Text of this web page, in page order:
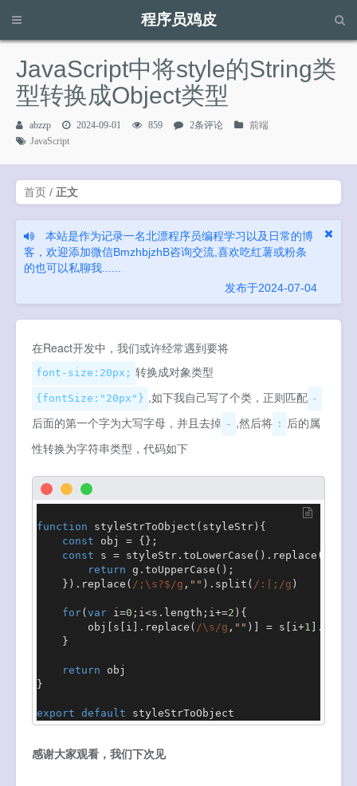
程序员鸡皮
请输入关键字进行搜索...
JavaScript中将style的String类
型转换成Object类型
abzzp 2024-09-01 859 2条评论
前端
JavaScript
首页 / 正文
本站是作为记录一名北漂程序员编程学习以及日常的博
客，欢迎添加微信BmzhbjzhB咨询交流,喜欢吃红薯或粉条
的也可以私聊我......
发布于2024-07-04
在React开发中，我们或许经常遇到要将
font-size:20px; 转换成对象类型
{fontSize:"20px"} ,如下我自己写了个类，正则匹配 -
后面的第一个字为大写字母，并且去掉 - ,然后将 : 后的属
性转换为字符串类型，代码如下
function styleStrToObject ( styleStr ){
const obj = {};
const s = styleStr. toLowerCase (). replace (
return g. toUpperCase ();
    }).
replace ( /;\s?$/g , "" ). split ( /:|;/g )
for( var i=0 ;i<s. length ;i+=2 ){
        obj[s[i].
replace ( /\s/g , "" )] = s[i+1 ].
    }
return obj
}
export default styleStrToObject
感谢大家观看，我们下次见